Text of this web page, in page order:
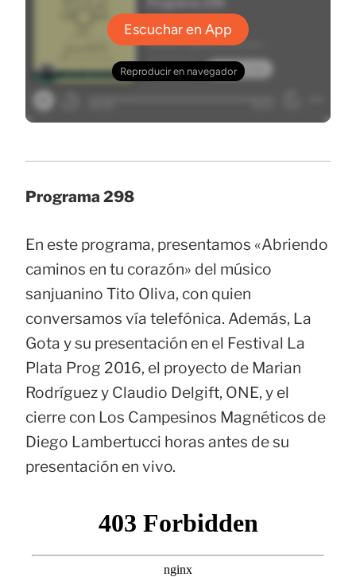
Programa 298
En este programa, presentamos «Abriendo
caminos en tu corazón» del músico
sanjuanino Tito Oliva, con quien
conversamos vía telefónica. Además, La
Gota y su presentación en el Festival La
Plata Prog 2016, el proyecto de Marian
Rodríguez y Claudio Delgift, ONE, y el
cierre con Los Campesinos Magnéticos de
Diego Lambertucci horas antes de su
presentación en vivo.